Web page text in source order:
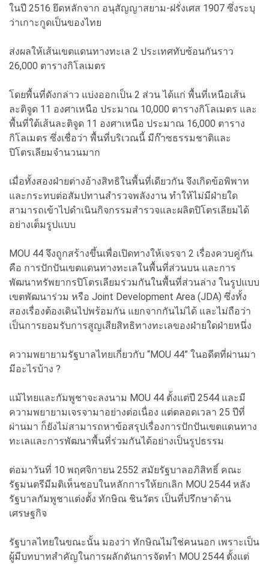
ในปี 2516 ยึดหลักจาก อนุสัญญาสยาม-ฝรั่งเศส 1907 ซึ่งระบุ
ว่าเกาะกูดเป็นของไทย
ส่งผลให้เส้นเขตแดนทางทะเล 2 ประเทศทับซ้อนกันราว
26,000 ตารางกิโลเมตร
โดยพื้นที่ดังกล่าว แบ่งออกเป็น 2 ส่วน ได้แก่ พื้นที่เหนือเส้น
ละติจูด 11 องศาเหนือ ประมาณ 10,000 ตารางกิโลเมตร และ
พื้นที่ใต้เส้นละติจูด 11 องศาเหนือ ประมาณ 16,000 ตาราง
กิโลเมตร ซึ่งเชื่อว่า พื้นที่บริเวณนี้ มีก๊าซธรรมชาติและ
ปิโตรเลียมจำนวนมาก
เมื่อทั้งสองฝ่ายต่างอ้างสิทธิในพื้นที่เดียวกัน จึงเกิดข้อพิพาท
และกระทบต่อสัมปทานสำรวจพลังงาน ทำให้ไม่มีฝ่ายใด
สามารถเข้าไปดำเนินกิจกรรมสำรวจและผลิตปิโตรเลียมได้
อย่างเต็มรูปแบบ
MOU 44 จึงถูกสร้างขึ้นเพื่อเปิดทางให้เจรจา 2 เรื่องควบคู่กัน
คือ การปักปันเขตแดนทางทะเลในพื้นที่ส่วนบน และการ
พัฒนาทรัพยากรปิโตรเลียมร่วมกันในพื้นที่ส่วนล่าง ในรูปแบบ
เขตพัฒนาร่วม หรือ Joint Development Area (JDA) ซึ่งทั้ง
สองเรื่องต้องเดินไปพร้อมกัน แยกจากกันไม่ได้ และไม่ถือว่า
เป็นการยอมรับการสูญเสียสิทธิทางทะเลของฝ่ายใดฝ่ายหนึ่ง
ความพยายามรัฐบาลไทยเกี่ยวกับ “MOU 44” ในอดีตที่ผ่านมา
มีอะไรบ้าง ?
แม้ไทยและกัมพูชาจะลงนาม MOU 44 ตั้งแต่ปี 2544 และมี
ความพยายามเจรจามาอย่างต่อเนื่อง แต่ตลอดเวลา 25 ปีที่
ผ่านมา ก็ยังไม่สามารถหาข้อสรุปเรื่องการปักปันเขตแดนทาง
ทะเลและการพัฒนาพื้นที่ร่วมกันได้อย่างเป็นรูปธรรม
ต่อมาวันที่ 10 พฤศจิกายน 2552 สมัยรัฐบาลอภิสิทธิ์ คณะ
รัฐมนตรีมีมติเห็นชอบในหลักการให้ยกเลิก MOU 2544 หลัง
รัฐบาลกัมพูชาแต่งตั้ง ทักษิณ ชินวัตร เป็นที่ปรึกษาด้าน
เศรษฐกิจ
รัฐบาลไทยในขณะนั้น มองว่า ทักษิณไม่ใช่คนนอก เพราะเป็น
ผู้มีบทบาทสำคัญในการผลักดันการจัดทำ MOU 2544 ตั้งแต่